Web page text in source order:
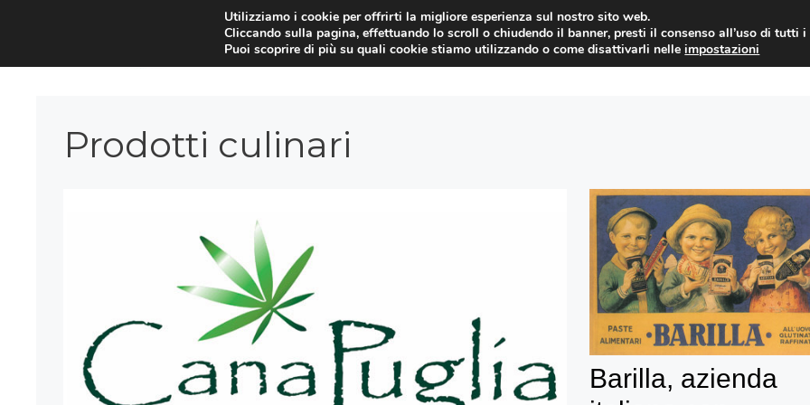
YUAN COIN GOSSIP NEWS DAL
Prodotti culinari
Barilla, azienda
Utilizziamo i cookie per offrirti la migliore esperienza sul nostro sito web.
Cliccando sulla pagina, effettuando lo scroll o chiudendo il banner, presti il consenso all’uso di tutti i
Puoi scoprire di più su quali cookie stiamo utilizzando o come disattivarli nelleimpostazioni